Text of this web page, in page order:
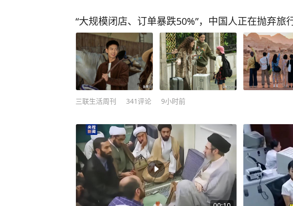
“大规模闭店、订单暴跌50%”，中国人正在抛弃旅
三联生活周刊 341评论 9小时前